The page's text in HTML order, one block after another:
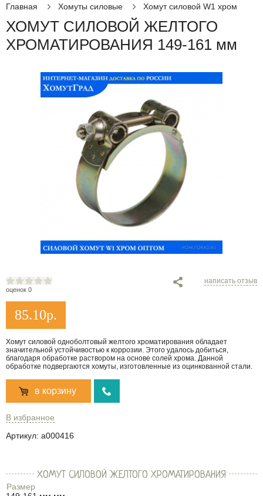
Главная Хомуты силовые Хомут силовой W1 хром
ХОМУТ СИЛОВОЙ ЖЕЛТОГО
ХРОМАТИРОВАНИЯ 149-161 мм
оценок 0
написать отзыв
85.10р.
Хомут силовой одноболтовый желтого хроматирования обладает
значительной устойчивостью к коррозии. Этого удалось добиться,
благодаря обработке раствором на основе солей хрома. Данной
обработке подвергаются хомуты, изготовленные из оцинкованной стали.
в корзину
В избранное
Артикул: a000416
ХОМУТ СИЛОВОЙ ЖЕЛТОГО ХРОМАТИРОВАНИЯ
Размер